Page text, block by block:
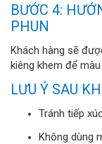
BƯỚC 4:
PHUN
Khách hàng sẽ
kiêng khem để
LƯU Ý SAU
Tránh tiếp
Không dùng